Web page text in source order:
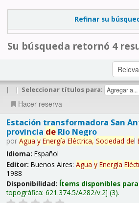
Refinar su
Su búsqueda retornó 4
| | Seleccionar títulos para:
Hacer reserva
Estación transformadora San
provincia deRío Negro
por Agua y Energía Eléctrica, Sociedad del
Idioma: Español
Editor: Buenos Aires: Agua y Energía
1988
Disponibilidad: Ítems disponibles
topográfica: 621.374.5/A282/v.2 (3).